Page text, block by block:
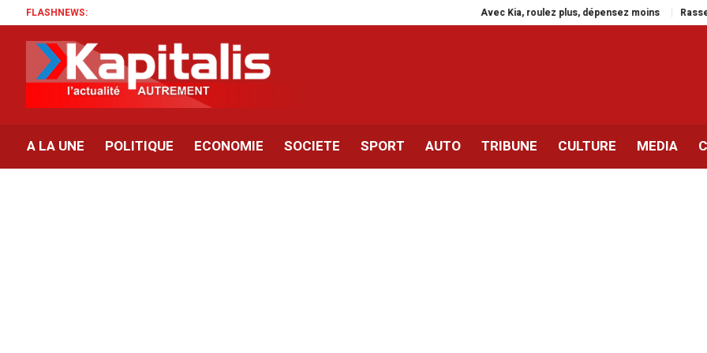
FLASHNEWS: Avec Kia, roulez plus, dépensez moins Rassemblement
A LA UNE POLITIQUE ECONOMIE SOCIETE SPORT AUTO TRIBUNE CULTURE MEDIA